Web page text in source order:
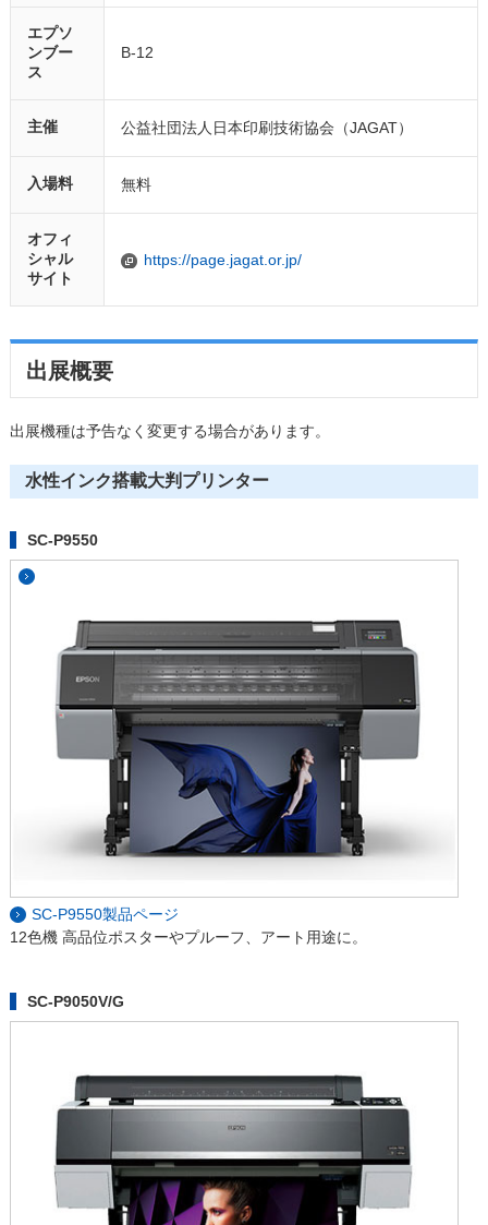
エプソ
ンブー
ス
B-12
主催 公益社団法人日本印刷技術協会（JAGAT）
入場料 無料
オフィ
シャル
サイト
https://page.jagat.or.jp/
出展概要
出展機種は予告なく変更する場合があります。
水性インク搭載大判プリンター
SC-P9550
SC-P9550製品ページ
12色機 高品位ポスターやプルーフ、アート用途に。
SC-P9050V/G